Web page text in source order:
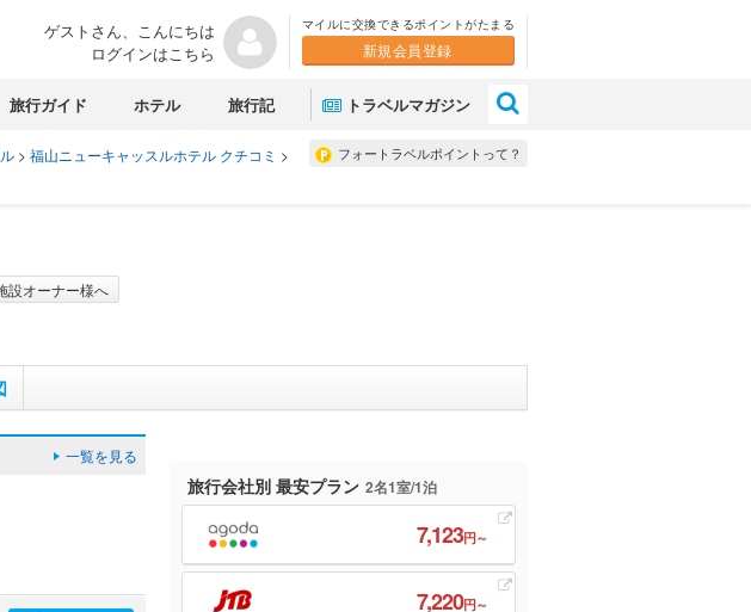
ゲストさん、こんにちは
ログインはこちら
マイルに交換できるポイントがたまる
新規会員登録
旅行ガイド ホテル 旅行記 トラベルマガジン
フォートラベルポイントって？
> 福山ニューキャッスルホテル クチコミ >
設オーナー様へ
一覧を見る
旅行会社別 最安プラン 2名1室/1泊
7,123円～
7,220円～